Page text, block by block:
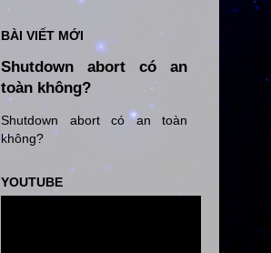
BÀI VIẾT MỚI
Shutdown abort có an
toàn không?
Shutdown abort có an toàn
không?
YOUTUBE